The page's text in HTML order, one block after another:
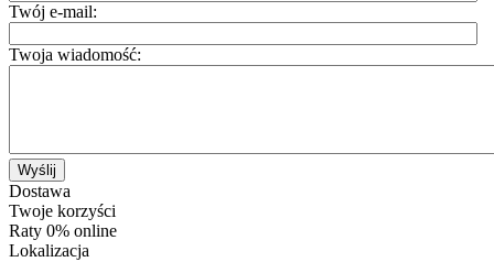
Twój e-mail:
Twoja wiadomość:
Wyślij
Dostawa
Twoje korzyści
Raty 0% online
Lokalizacja